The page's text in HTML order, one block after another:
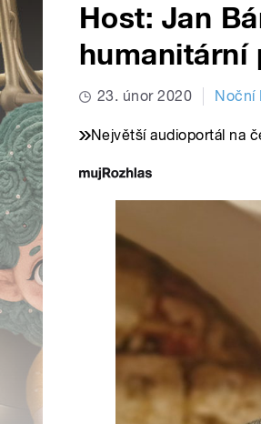
Host: Jan
humanitární
23. únor 2020 Noční
Největší audioportál na